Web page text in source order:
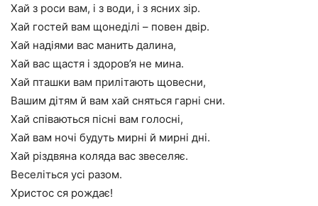
Хай з роси вам, і з води, і з ясних зір.
Хай гостей вам щонеділі – повен двір.
Хай надіями вас манить далина,
Хай вас щастя і здоров’я не мина.
Хай пташки вам прилітають щовесни,
Вашим дітям й вам хай сняться гарні сни.
Хай співаються пісні вам голосні,
Хай вам ночі будуть мирні й мирні дні.
Хай різдвяна коляда вас звеселяє.
Веселіться усі разом.
Христос ся рождає!